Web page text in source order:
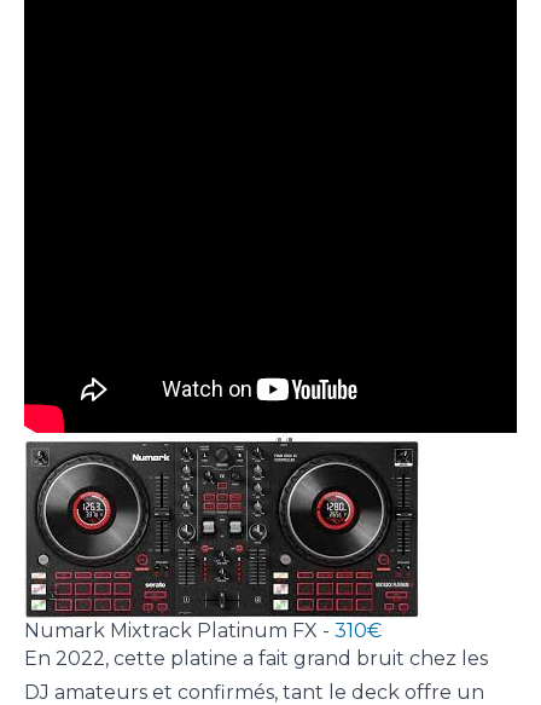
Numark Mixtrack Platinum FX - 310€
En 2022, cette platine a fait grand bruit chez les
DJ amateurs et confirmés, tant le deck offre un